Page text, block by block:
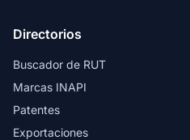
Directorios
Buscador de RUT
Marcas INAPI
Patentes
Exportaciones